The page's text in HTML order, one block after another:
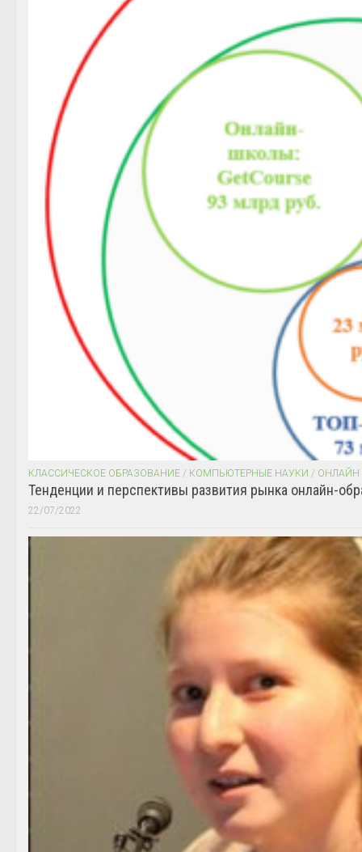
КЛАССИЧЕСКОЕ ОБРАЗОВАНИЕ / КОМПЬЮТЕРНЫЕ НАУКИ / ОНЛАЙН
Тенденции и перспективы развития рынка онлайн-
22/07/2022